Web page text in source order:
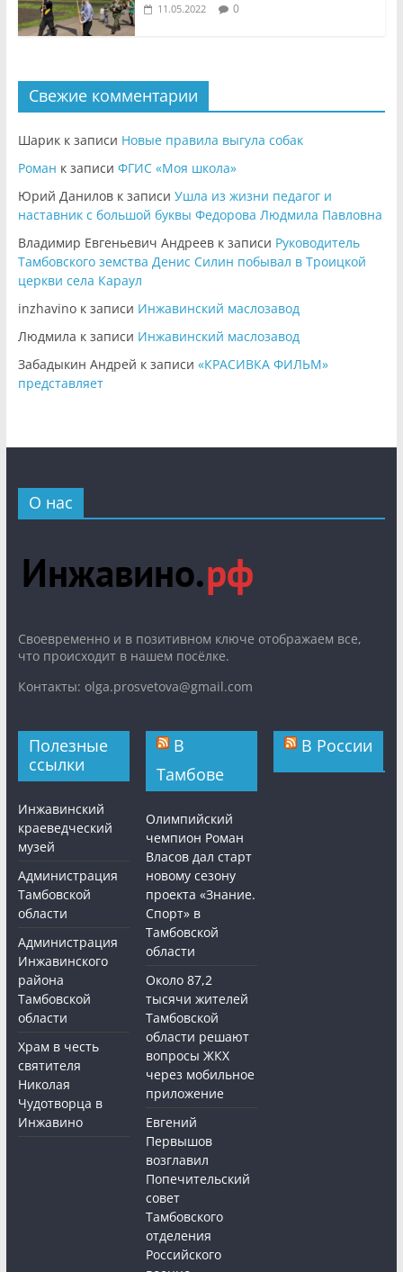
11.05.2022 0
Свежие комментарии
Шарикк записи Новые правила выгула собак
Роман к записи ФГИС «Моя школа»
Юрий Даниловк записи Ушла из жизни педагог и
наставник с большой буквы Федорова Людмила Павловна
Владимир Евгеньевич Андреевк записи Руководитель
Тамбовского земства Денис Силин побывал в Троицкой
церкви села Караул
inzhavinoк записи Инжавинский маслозавод
Людмила к записи Инжавинский маслозавод
Забадыкин Андрей к записи «КРАСИВКА ФИЛЬМ»
представляет
О нас
Cвоевременно и в позитивном ключе отображаем все,
что происходит в нашем посёлке.
Контакты: olga.prosvetova@gmail.com
Полезные
ссылки
Инжавинский
краеведческий
музей
Администрация
Тамбовской
области
Администрация
Инжавинского
района
Тамбовской
области
Храм в честь
святителя
Николая
Чудотворца в
Инжавино
В
Тамбове
Олимпийский
чемпион Роман
Власов дал старт
новому сезону
проекта «Знание.
Спорт» в
Тамбовской
области
Около 87,2
тысячи жителей
Тамбовской
области решают
вопросы ЖКХ
через мобильное
приложение
Евгений
Первышов
возглавил
Попечительский
совет
Тамбовского
отделения
Российского
В России